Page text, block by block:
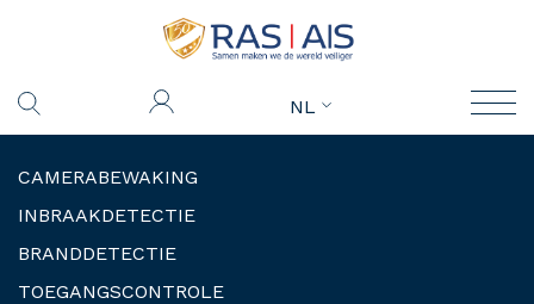
NL
CAMERABEWAKING
INBRAAKDETECTIE
BRANDDETECTIE
TOEGANGSCONTROLE